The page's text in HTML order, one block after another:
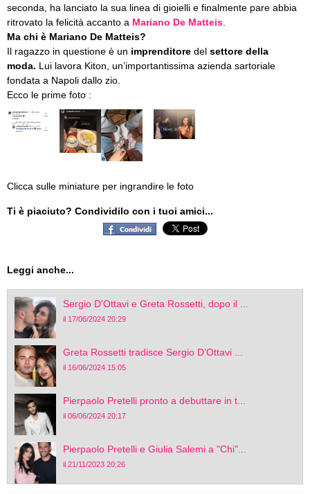
seconda, ha lanciato la sua linea di gioielli e finalmente pare abbia
ritrovato la felicità accanto a Mariano De Matteis
Ma chi è Mariano De Matteis?
Il ragazzo in questione è un imprenditore del settore della
moda. Lui lavora Kiton, un’importantissima azienda sartoriale
fondata a Napoli dallo zio.
Ecco le prime foto :
Ti è piaciuto? Condividilo con i tuoi amici...
Leggi anche...
Sergio D'Ottavi e Greta Rossetti, dopo il ...
il 17/06/2024 20:29
Greta Rossetti tradisce Sergio D’Ottavi ...
il 16/06/2024 15:05
Pierpaolo Pretelli pronto a debuttare in t...
il 06/06/2024 20:17
Pierpaolo Pretelli e Giulia Salemi a "Chi"...
il 21/11/2023 20:26